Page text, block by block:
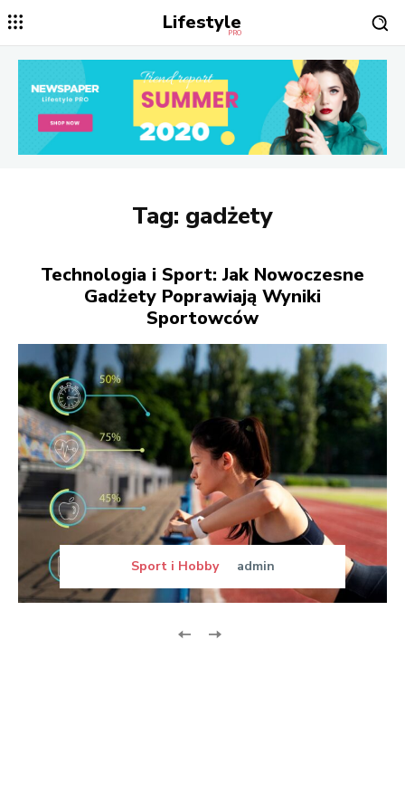
Lifestyle
PRO
Tag: gadżety
Technologia i Sport: Jak Nowoczesne
Gadżety Poprawiają Wyniki
Sportowców
Sport i Hobby admin